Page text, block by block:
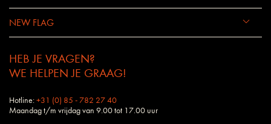
NEW FLAG
HEB JE VRAGEN?
WE HELPEN JE GRAAG!
Hotline:+31 (0) 85 - 782 27 40
Maandag t/m vrijdag van 9.00 tot 17.00 uur